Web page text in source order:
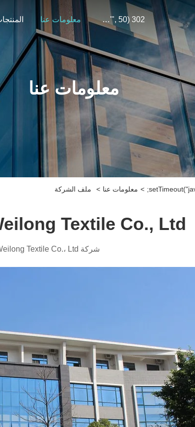
302 SetTimeout("javascript:location.href='https://www.google.com'", 50); معلومات عنا
معلومات عنا
> معلومات عنا > ملف الشركة
Textile Co., Ltd.
شركة Foshan Nanhai Weilong Textile Co.، Ltd.